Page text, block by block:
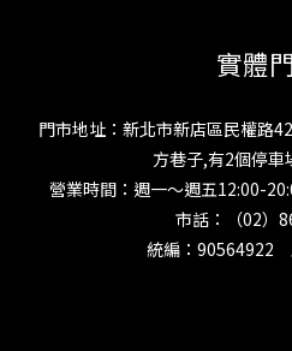
實體
門市地址：新北市新店區民權路
方巷子,有2個停車
營業時間：週一～週五12:00-
市話：（02）
統編：90564922